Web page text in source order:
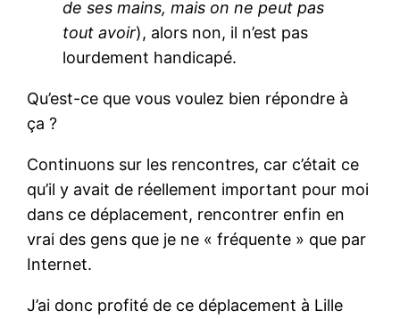
de ses mains, mais on ne peut pas
tout avoir), alors non, il n’est pas
lourdement handicapé.
Qu’est-ce que vous voulez bien répondre à
ça ?
Continuons sur les rencontres, car c’était ce
qu’il y avait de réellement important pour moi
dans ce déplacement, rencontrer enfin en
vrai des gens que je ne « fréquente » que par
Internet.
J’ai donc profité de ce déplacement à Lille